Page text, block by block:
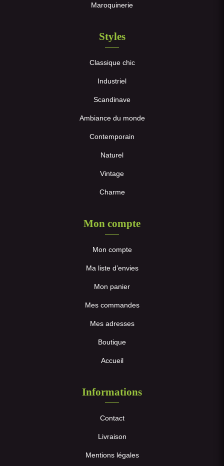
Maroquinerie
Styles
Classique chic
Industriel
Scandinave
Ambiance du monde
Contemporain
Naturel
Vintage
Charme
Mon compte
Mon compte
Ma liste d’envies
Mon panier
Mes commandes
Mes adresses
Boutique
Accueil
Informations
Contact
Livraison
Mentions légales